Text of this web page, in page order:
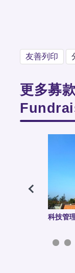
友善列印
更多募
科技管